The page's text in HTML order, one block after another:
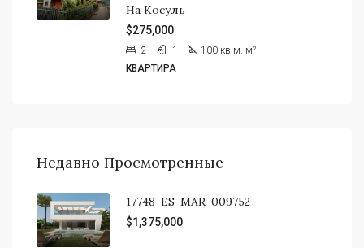
На Косуль
$275,000
2 1 100 кв.м. м²
КВАРТИРА
Недавно Просмотренные
17748-ES-MAR-009752
$1,375,000